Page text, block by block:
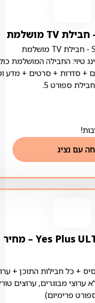
טיוי: החבילה המושלמת
+ סדרות + סרטים + מדע
ספורט 5.
עם נציג
YES ‏- ‏ Yes Plus ULTIMATE – מחיר
+ כל חבילות התוכן +
ערוצי מבוגרים, ערוצים
פרימיום)